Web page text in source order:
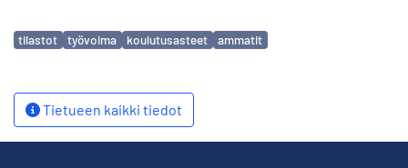
Avainsanat
tilastot työvoima koulutusasteet ammatit
Tietueen kaikki tiedot